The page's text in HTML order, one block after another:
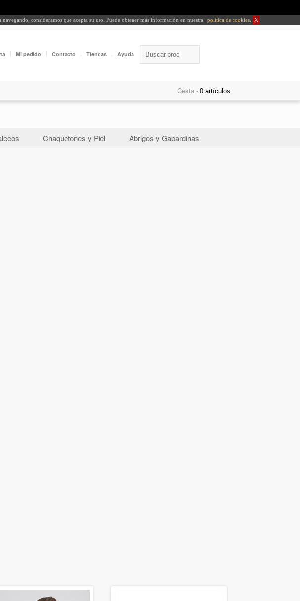
consideramos que acepta su uso. Puede obtener más información en nuestra política de cookies X
Mi pedido Contacto Tiendas Ayuda
Cesta -
Chaquetones y Piel Abrigos y Gabardinas